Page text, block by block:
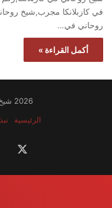
في كازبلانكا مجرب,شيخ
روحاني في…
أكمل القراءة »
2026 شيخ روحاني مغربي مجرب
الرئيسية